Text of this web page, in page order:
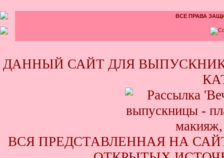
ВСЕ ПРАВА
ДАННЫЙ САЙТ ДЛЯ
ВСЯ ПРЕДСТАВЛЕННАЯ НА